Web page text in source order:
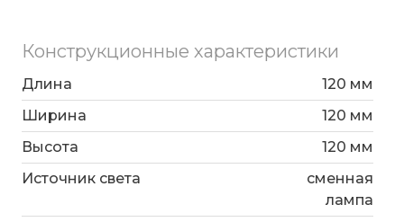
Конструкционные характеристики
Длина
120 мм
Ширина
120 мм
Высота
120 мм
Источник света
сменная
лампа